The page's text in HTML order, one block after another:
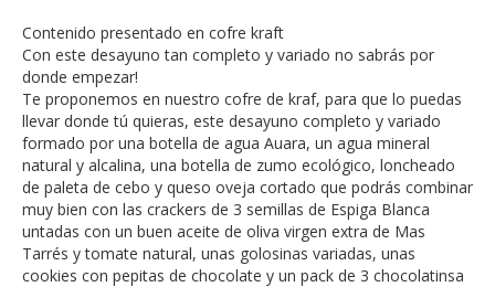
Contenido presentado en cofre kraft
Con este desayuno tan completo y variado no sabrás por
donde empezar!
Te proponemos en nuestro cofre de kraf, para que lo puedas
llevar donde tú quieras, este desayuno completo y variado
formado por una botella de agua Auara, un agua mineral
natural y alcalina, una botella de zumo ecológico, loncheado
de paleta de cebo y queso oveja cortado que podrás combinar
muy bien con las crackers de 3 semillas de Espiga Blanca
untadas con un buen aceite de oliva virgen extra de Mas
Tarrés y tomate natural, unas golosinas variadas, unas
cookies con pepitas de chocolate y un pack de 3 chocolatinsa